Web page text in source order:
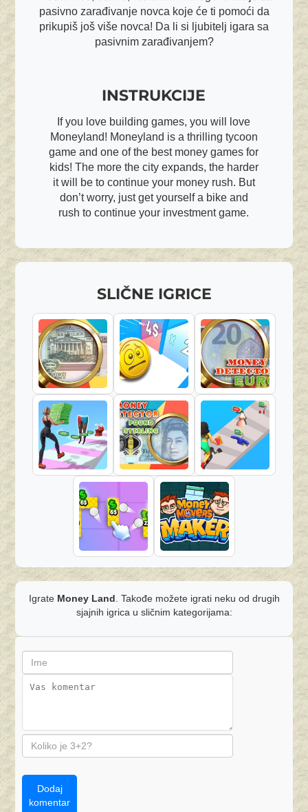
pasivno zarađivanje novca koje će ti pomoći da
prikupiš još više novca! Da li si ljubitelj igara sa
pasivnim zarađivanjem?
INSTRUKCIJE
If you love building games, you will love
Moneyland! Moneyland is a thrilling tycoon
game and one of the best money games for
kids! The more the city expands, the harder
it will be to continue your money rush. But
don’t worry, just get yourself a bike and
rush to continue your investment game.
SLIČNE IGRICE
Igrate Money Land . Takođe možete igrati neku od drugih
sjajnih igrica u sličnim kategorijama:
Dodaj
komentar